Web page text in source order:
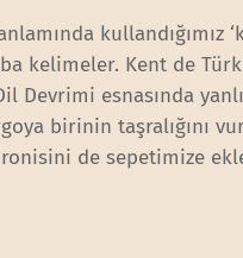
kullandığımız
kelimeler. Kent de
Devrimi esnasında
birinin taşralığını
de sepetimize